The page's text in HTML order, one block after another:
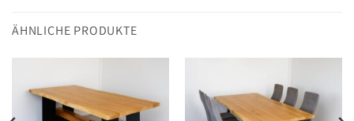
ÄHNLICHE PRODUKTE